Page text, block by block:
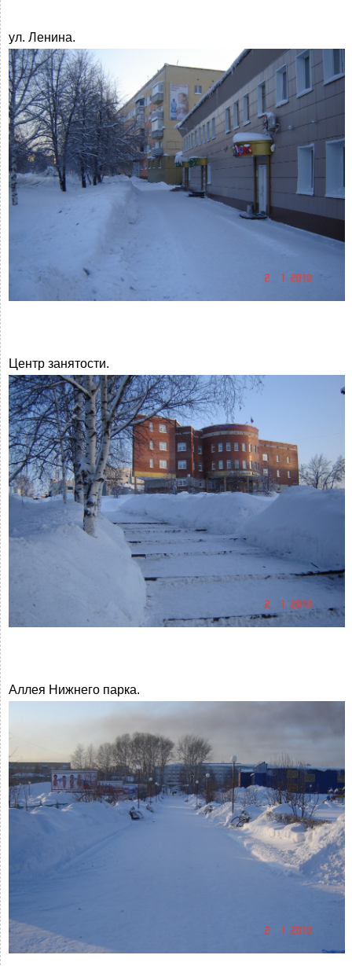
ул. Ленина.
Центр занятости.
Аллея Нижнего парка.